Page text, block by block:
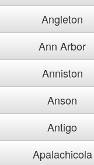
Angleton
Ann Arbor
Anniston
Anson
Antigo
Apalachicola